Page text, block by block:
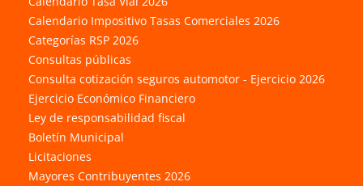
Calendario Impositivo Tasas Comerciales 2026
Categorías RSP 2026
Consultas públicas
Consulta cotización seguros automotor - Ejercicio 2026
Ejercicio Económico Financiero
Ley de responsabilidad fiscal
Boletín Municipal
Licitaciones
Mayores Contribuyentes 2026